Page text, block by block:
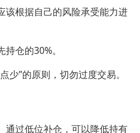
该根据自己的风险承受能力进
仓的30%。
少”的原则，切勿过度交易。
通过低位补仓，可以降低持有